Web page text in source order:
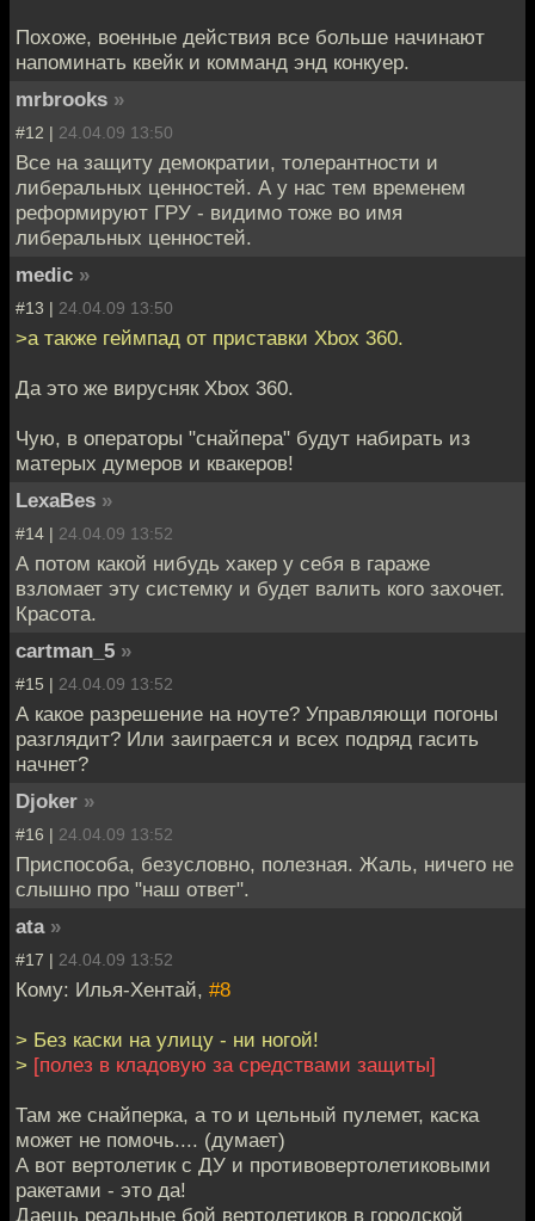
Похоже, военные действия все больше начинают
напоминать квейк и комманд энд конкуер.
mrbrooks »
#12 | 24.04.09 13:50
Все на защиту демократии, толерантности и
либеральных ценностей. А у нас тем временем
реформируют ГРУ - видимо тоже во имя
либеральных ценностей.
medic »
#13 | 24.04.09 13:50
>а также геймпад от приставки Xbox 360.
Да это же вирусняк Xbox 360.
Чую, в операторы "снайпера" будут набирать из
матерых думеров и квакеров!
LexaBes »
#14 | 24.04.09 13:52
А потом какой нибудь хакер у себя в гараже
взломает эту системку и будет валить кого захочет.
Красота.
cartman_5 »
#15 | 24.04.09 13:52
А какое разрешение на ноуте? Управляющи погоны
разглядит? Или заиграется и всех подряд гасить
начнет?
Djoker »
#16 | 24.04.09 13:52
Приспособа, безусловно, полезная. Жаль, ничего не
слышно про "наш ответ".
ata »
#17 | 24.04.09 13:52
Кому: Илья-Хентай, #8
> Без каски на улицу - ни ногой!
> [полез в кладовую за средствами защиты]
Там же снайперка, а то и цельный пулемет, каска
может не помочь.... (думает)
А вот вертолетик с ДУ и противовертолетиковыми
ракетами - это да!
Даешь реальные бой вертолетиков в городской